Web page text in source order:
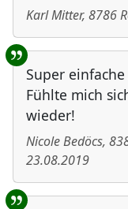
Karl Mitter, 8786
Super
Fühlte mich
wieder!
Nicole Bedöcs,
23.08.2019